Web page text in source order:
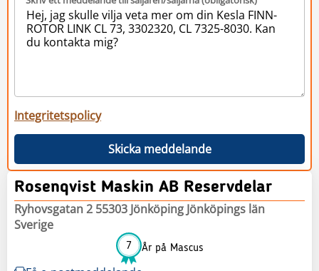
Integritetspolicy
Skicka meddelande
Rosenqvist Maskin AB Reservdelar
Ryhovsgatan 2 55303 Jönköping Jönköpings län
Sverige
7 År på Mascus